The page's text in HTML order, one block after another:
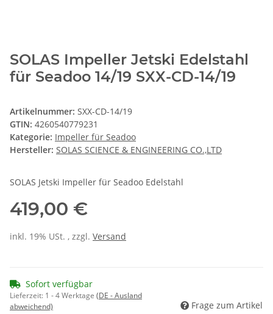
SOLAS Impeller Jetski Edelstahl
für Seadoo 14/19 SXX-CD-14/19
Artikelnummer: SXX-CD-14/19
GTIN: 4260540779231
Kategorie: Impeller für Seadoo
Hersteller: SOLAS SCIENCE & ENGINEERING CO.,LTD
SOLAS Jetski Impeller für Seadoo Edelstahl
419,00 €
inkl. 19% USt. , zzgl. Versand
Sofort verfügbar
Lieferzeit: 1 - 4 Werktage (DE - Ausland
abweichend)
Frage zum Artikel